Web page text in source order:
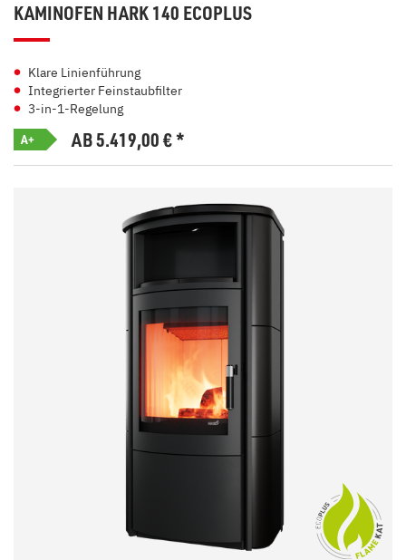
KAMINOFEN HARK 140 ECOPLUS
Klare Linienführung
Integrierter Feinstaubfilter
3-in-1-Regelung
A+ AB 5.419,00€*